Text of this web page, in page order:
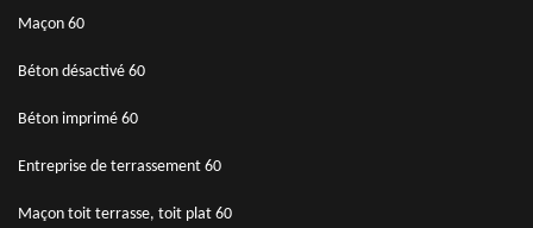
Maçon 60
Béton désactivé 60
Béton imprimé 60
Entreprise de terrassement 60
Maçon toit terrasse, toit plat 60